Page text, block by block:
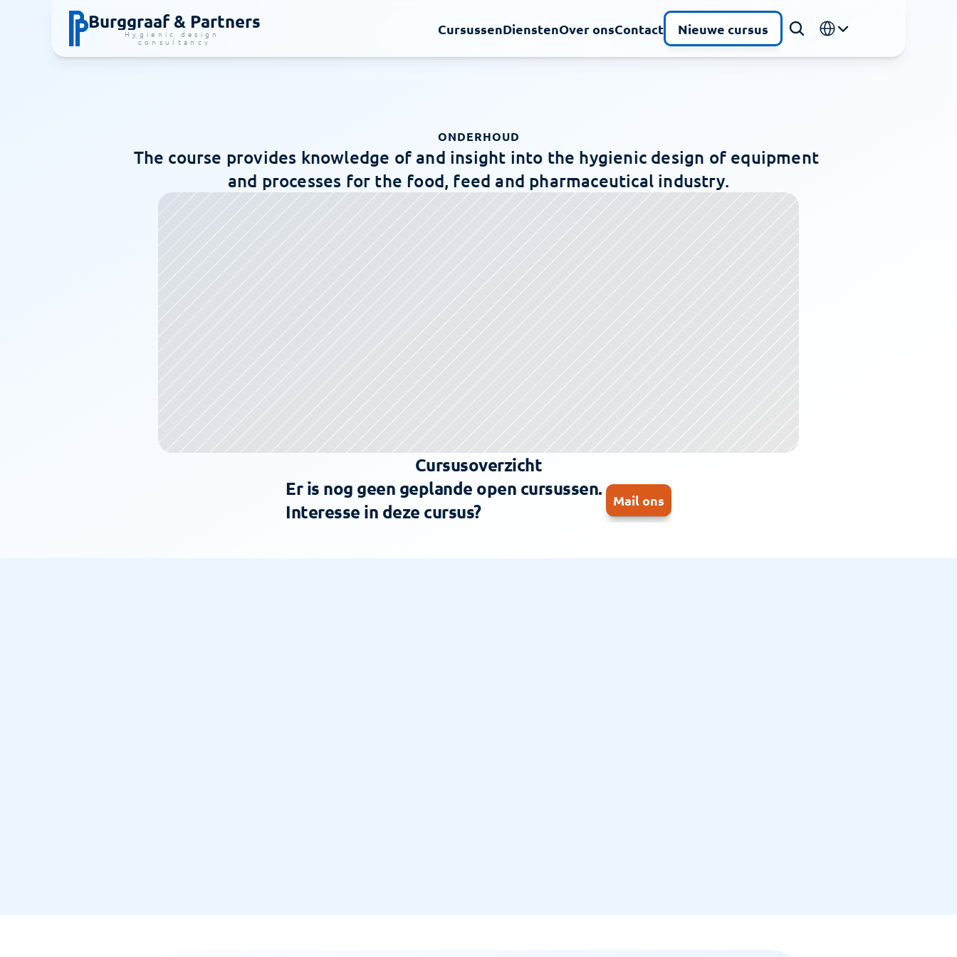
Burggraaf & Partners
Hygienic design
consultancy
CursussenDienstenOver onsContact Nieuwe cursus
ONDERHOUD
The course provides knowledge of and insight into the hygienic design of equipment
and processes for the food, feed and pharmaceutical industry.
Cursusoverzicht
Er is nog geen geplande open cursussen.
Interesse in deze cursus?
Mail ons